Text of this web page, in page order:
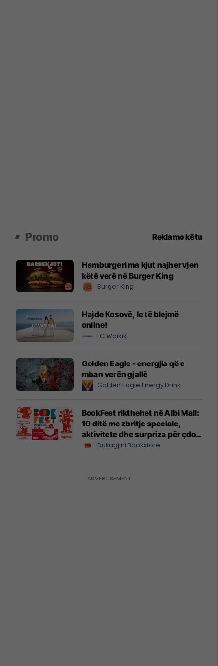
Promo Reklamo këtu
Hamburgeri ma kjut najher vjen
këtë verë në Burger King
Burger King
Hajde Kosovë, le të blejmë
online!
LC Waikiki
Golden Eagle - energjia që e
mban verën gjallë
Golden Eagle Energy Drink
BookFest rikthehet në Albi Mall:
10 ditë me zbritje speciale,
aktivitete dhe surpriza për çdo
lexuesDukagjini Bookstore